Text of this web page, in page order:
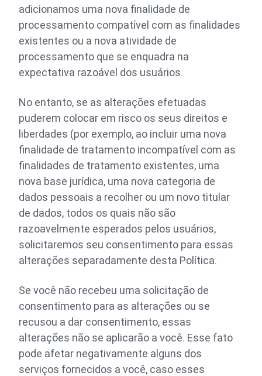
adicionamos uma nova finalidade de
processamento compatível com as finalidades
existentes ou a nova atividade de
processamento que se enquadra na
expectativa razoável dos usuários.
No entanto, se as alterações efetuadas
puderem colocar em risco os seus direitos e
liberdades (por exemplo, ao incluir uma nova
finalidade de tratamento incompatível com as
finalidades de tratamento existentes, uma
nova base jurídica, uma nova categoria de
dados pessoais a recolher ou um novo titular
de dados, todos os quais não são
razoavelmente esperados pelos usuários,
solicitaremos seu consentimento para essas
alterações separadamente desta Política.
Se você não recebeu uma solicitação de
consentimento para as alterações ou se
recusou a dar consentimento, essas
alterações não se aplicarão a você. Esse fato
pode afetar negativamente alguns dos
serviços fornecidos a você, caso esses